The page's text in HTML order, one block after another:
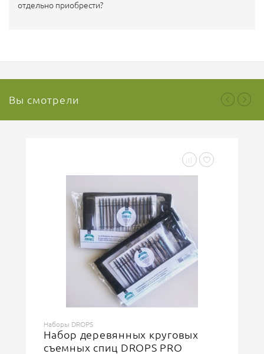
отдельно приобрести?
Вы смотрели
Наборы DROPS
Набор деревянных круговых
съемных спиц DROPS PRO